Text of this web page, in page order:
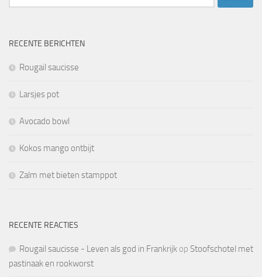
naar:
RECENTE BERICHTEN
Rougail saucisse
Larsjes pot
Avocado bowl
Kokos mango ontbijt
Zalm met bieten stamppot
RECENTE REACTIES
Rougail saucisse - Leven als god in Frankrijk op Stoofschotel met
pastinaak en rookworst